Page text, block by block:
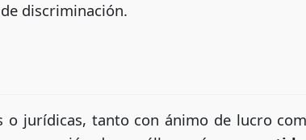
discriminación.
o jurídicas, tanto con ánimo de lucro